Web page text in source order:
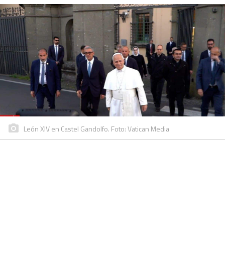
León XIV en Castel Gandolfo. Foto: Vatican Media